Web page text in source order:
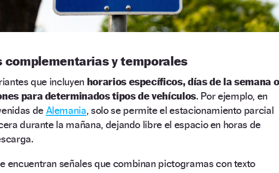
complementarias y temporales
que incluyen horarios específicos, días de la semana o
para determinados tipos de vehículos. Por ejemplo, en
de Alemania, solo se permite el estacionamiento parcial
durante la mañana, dejando libre el espacio en horas de
encuentran señales que combinan pictogramas con texto